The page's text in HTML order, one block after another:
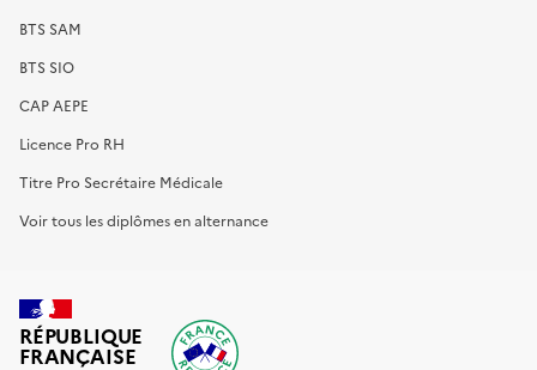
BTS SAM
BTS SIO
CAP AEPE
Licence Pro RH
Titre Pro Secrétaire Médicale
Voir tous les diplômes en alternance
RÉPUBLIQUE
FRANÇAISE